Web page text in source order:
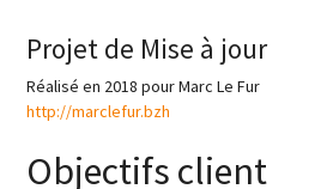
Projet de Mise à jour
Réalisé en 2018 pour Marc Le Fur
http://marclefur.bzh
Objectifs client